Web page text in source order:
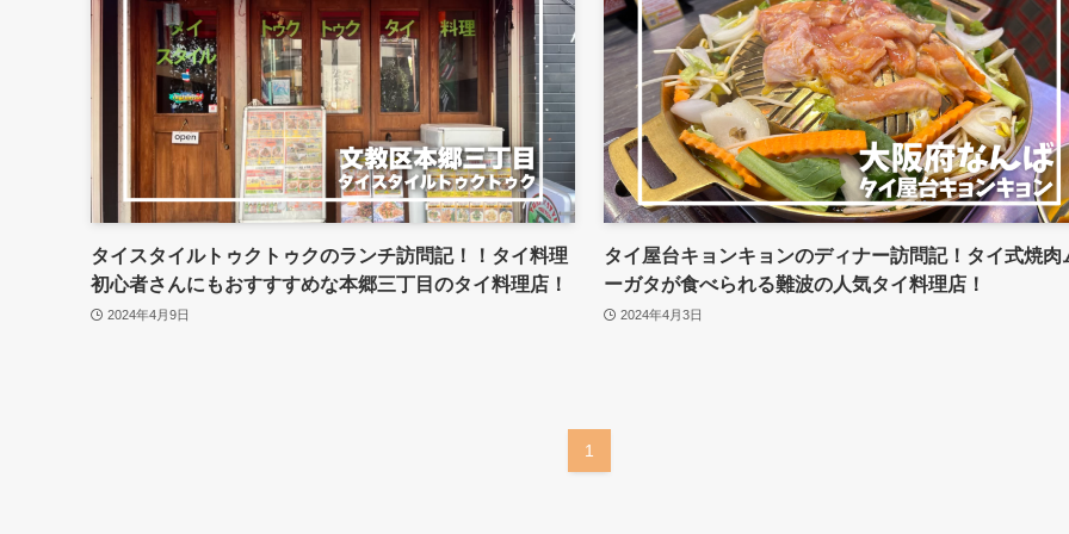
タイスタイルトゥクトゥクのランチ訪問記！！タイ料理
初心者さんにもおすすすめな本郷三丁目のタイ料理店！
2024年4月9日
タイ屋台キョンキョンのディナー訪問記！タイ式焼肉
ーガタが食べられる難波の人気タイ料理店！
2024年4月3日
1